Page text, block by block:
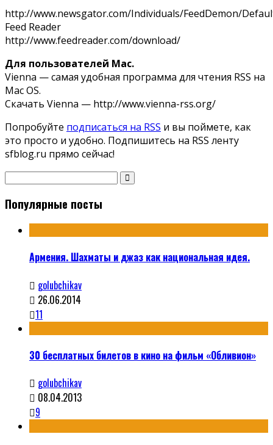
http://www.newsgator.com/Individuals/FeedDemon/
Feed Reader
http://www.feedreader.com/download/
Для пользователей Mac.
Vienna — самая удобная программа для чтения RSS на
Mac OS.
Скачать Vienna — http://www.vienna-rss.org/
Попробуйте подписаться на RSS и вы поймете, как
это просто и удобно. Подпишитесь на RSS ленту
sfblog.ru прямо сейчас!
Популярные посты
Армения. Шахматы и джаз как национальная идея.
golubchikav
26.06.2014
11
30 бесплатных билетов в кино на фильм «Обливион»
golubchikav
08.04.2013
9